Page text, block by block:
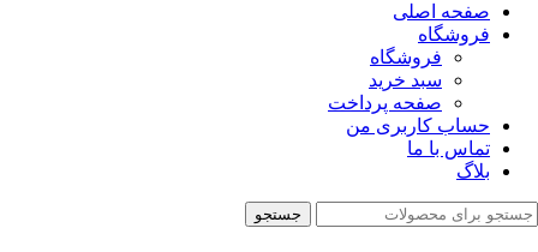
صفحه اصلی
فروشگاه
فروشگاه
سبد خرید
صفحه پرداخت
حساب کاربری من
تماس با ما
بلاگ
جستجو